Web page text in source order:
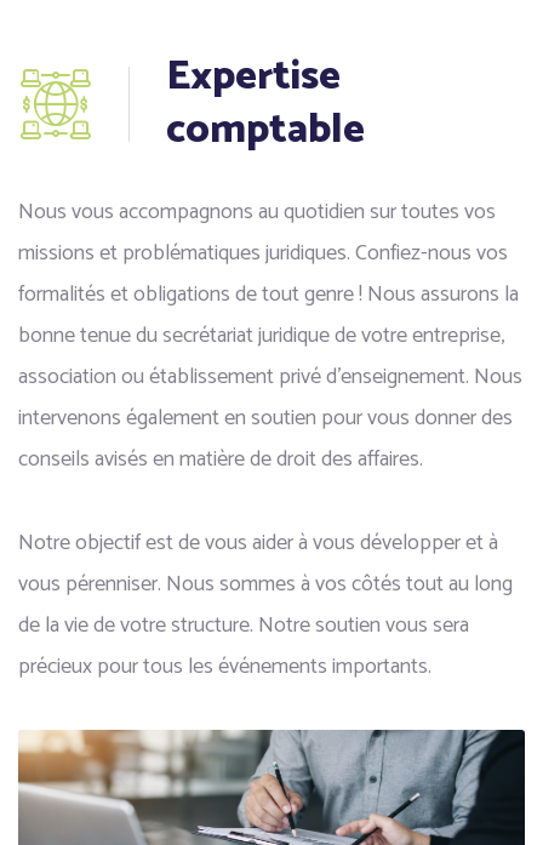
Expertise
comptable
Nous vous accompagnons au quotidien sur toutes vos
missions et problématiques juridiques. Confiez-nous vos
formalités et obligations de tout genre ! Nous assurons la
bonne tenue du secrétariat juridique de votre entreprise,
association ou établissement privé d’enseignement. Nous
intervenons également en soutien pour vous donner des
conseils avisés en matière de droit des affaires.
Notre objectif est de vous aider à vous développer et à
vous pérenniser. Nous sommes à vos côtés tout au long
de la vie de votre structure. Notre soutien vous sera
précieux pour tous les événements importants.